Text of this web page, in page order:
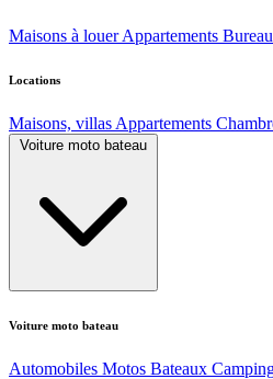
Maisons à louer Appartements
Locations
Maisons, villas Appartements
Voiture moto bateau
Voiture moto bateau
Automobiles Motos Bateaux